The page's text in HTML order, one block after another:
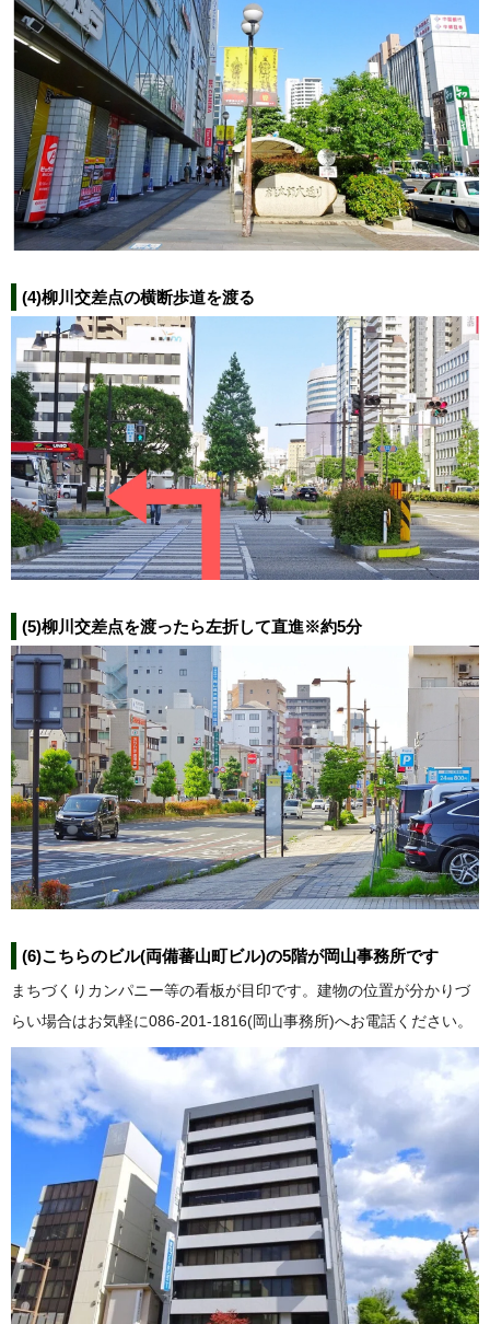
(4)柳川交差点の横断歩道を渡る
(5)柳川交差点を渡ったら左折して直進※約5分
(6)こちらのビル(両備蕃山町ビル)の5階が岡山事務所です
まちづくりカンパニー等の看板が目印です。建物の位置が分かりづ
らい場合はお気軽に086-201-1816(岡山事務所)へお電話ください。